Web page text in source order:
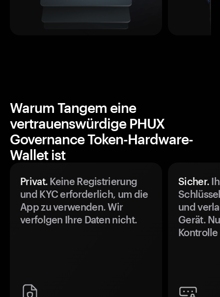
Warum Tangem eine
vertrauenswürdige PHUX
Governance Token-Hardware-
Wallet ist
Privat. Keine Registrierung
und KYC erforderlich, um die
App zu verwenden. Wir
verfolgen Ihre Daten nicht.
Sicher.
und
Gerät.